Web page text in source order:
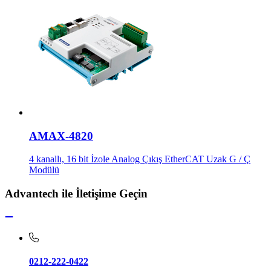
AMAX-4820
4 kanallı, 16 bit İzole Analog Çıkış EtherCAT Uzak G / Ç
Modülü
Advantech ile İletişime Geçin
0212-222-0422